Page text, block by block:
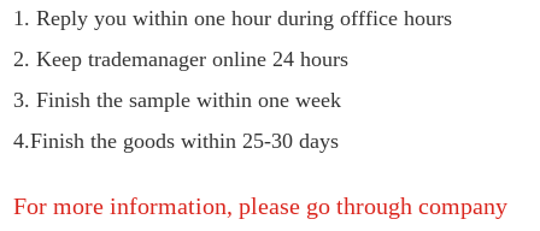
1. Reply you within one hour during offfice hours
2. Keep trademanager online 24 hours
3. Finish the sample within one week
4.Finish the goods within 25-30 days
For more information, please go through company